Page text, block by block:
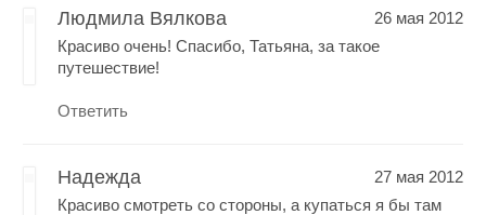
Людмила Вялкова
26 мая 2012
Красиво очень! Спасибо, Татьяна, за такое
путешествие!
Ответить
Надежда
27 мая 2012
Красиво смотреть со стороны, а купаться я бы там